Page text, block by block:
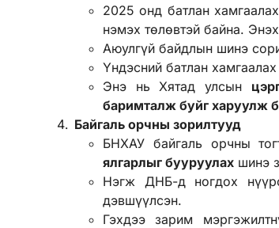
2025 онд батлан
нэмэх төлөвтэй
Аюулгүй байдлын шинэ
Үндэсний батлан
Энэ нь Хятад улсын
баримталж буйг харуулж
Байгаль орчны зорилтууд
БНХАУ байгаль орчны
ялгарлыг бууруулах шинэ
Нэгж ДНБ-д ногдох
дэвшүүлсэн.
Гэхдээ зарим